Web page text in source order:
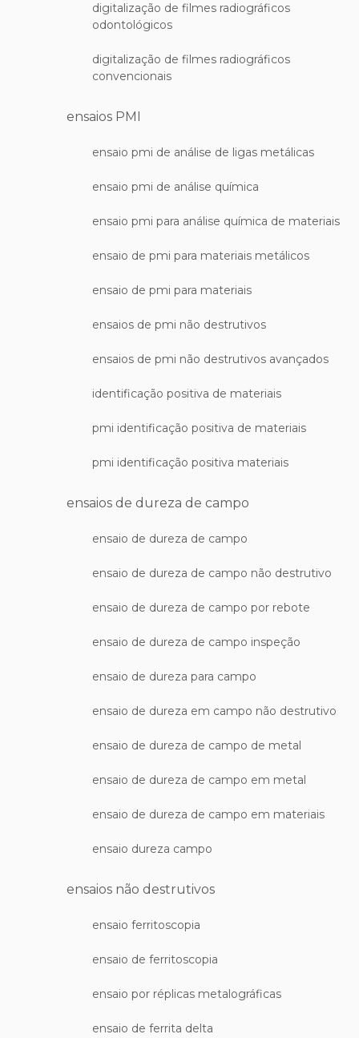
digitalização de filmes radiográficos
odontológicos
digitalização de filmes radiográficos
convencionais
ensaios PMI
ensaio pmi de análise de ligas metálicas
ensaio pmi de análise química
ensaio pmi para análise química de materiais
ensaio de pmi para materiais metálicos
ensaio de pmi para materiais
ensaios de pmi não destrutivos
ensaios de pmi não destrutivos avançados
identificação positiva de materiais
pmi identificação positiva de materiais
pmi identificação positiva materiais
ensaios de dureza de campo
ensaio de dureza de campo
ensaio de dureza de campo não destrutivo
ensaio de dureza de campo por rebote
ensaio de dureza de campo inspeção
ensaio de dureza para campo
ensaio de dureza em campo não destrutivo
ensaio de dureza de campo de metal
ensaio de dureza de campo em metal
ensaio de dureza de campo em materiais
ensaio dureza campo
ensaios não destrutivos
ensaio ferritoscopia
ensaio de ferritoscopia
ensaio por réplicas metalográficas
ensaio de ferrita delta